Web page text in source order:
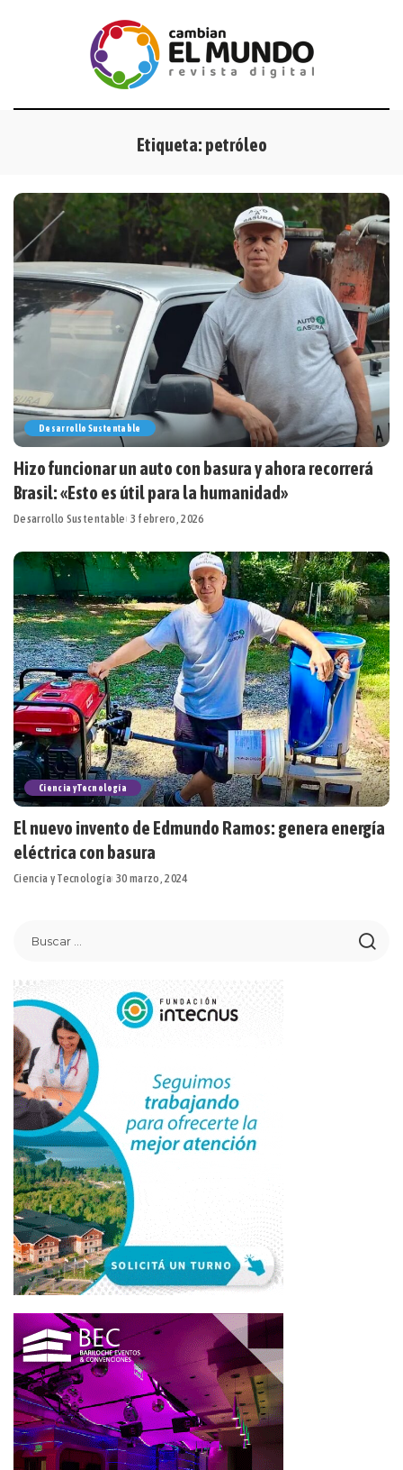
Etiqueta:petróleo
Desarrollo Sustentable
Hizo funcionar un auto con basura y ahora recorrerá
Brasil: «Esto es útil para la humanidad»
Desarrollo Sustentable 3 febrero, 2026
Ciencia y Tecnología
El nuevo invento de Edmundo Ramos: genera energía
eléctrica con basura
Ciencia y Tecnología 30 marzo, 2024